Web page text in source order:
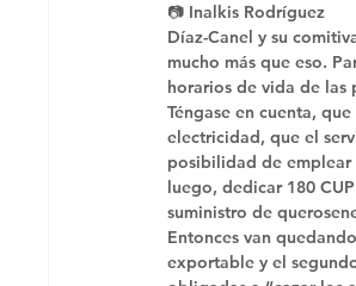
📷 Inalkis Rodríguez
Díaz-Canel y su
mucho más que eso.
horarios de vida de las
Téngase en cuenta,
electricidad, que el
posibilidad de emplear
luego, dedicar 180
suministro de
Entonces van
exportable y el